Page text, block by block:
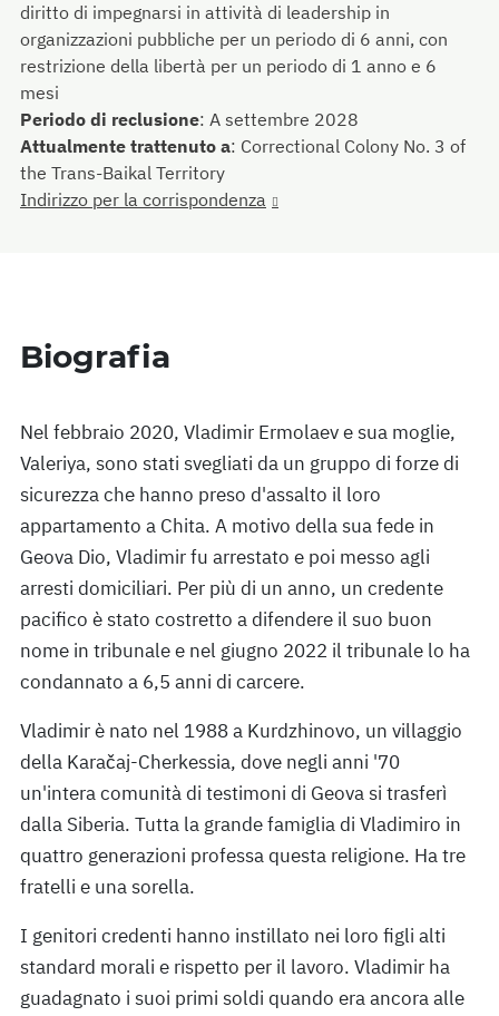
diritto di impegnarsi in attività di leadership in
organizzazioni pubbliche per un periodo di 6 anni, con
restrizione della libertà per un periodo di 1 anno e 6
mesi
Periodo di reclusione: A settembre 2028
Attualmente trattenuto a: Correctional Colony No. 3 of
the Trans-Baikal Territory
Indirizzo per la corrispondenza
Biografia
Nel febbraio 2020, Vladimir Ermolaev e sua moglie,
Valeriya, sono stati svegliati da un gruppo di forze di
sicurezza che hanno preso d'assalto il loro
appartamento a Chita. A motivo della sua fede in
Geova Dio, Vladimir fu arrestato e poi messo agli
arresti domiciliari. Per più di un anno, un credente
pacifico è stato costretto a difendere il suo buon
nome in tribunale e nel giugno 2022 il tribunale lo ha
condannato a 6,5 anni di carcere.
Vladimir è nato nel 1988 a Kurdzhinovo, un villaggio
della Karačaj-Cherkessia, dove negli anni '70
un'intera comunità di testimoni di Geova si trasferì
dalla Siberia. Tutta la grande famiglia di Vladimiro in
quattro generazioni professa questa religione. Ha tre
fratelli e una sorella.
I genitori credenti hanno instillato nei loro figli alti
standard morali e rispetto per il lavoro. Vladimir ha
guadagnato i suoi primi soldi quando era ancora alle